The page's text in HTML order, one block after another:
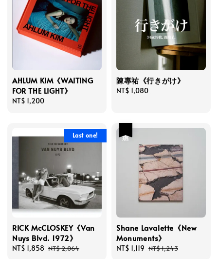
AHLUM KIM《WAITING
FOR THE LIGHT》
Regular
NT$ 1,200
陳專祐《行きがけ》
Regular
NT$ 1,080
Last one!
RICK McCLOSKEY《Van
Nuys Blvd. 1972》
Sale
NT$ 1,858 Regular
NT$ 2,064
Shane Lavalette《New
Monuments》
Sale
NT$ 1,119 Regular
NT$ 1,243